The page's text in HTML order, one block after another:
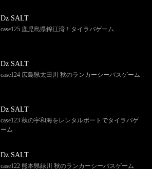
Dz SALT
case125 鹿児島県錦江湾！タイラバゲーム
Dz SALT
case124 広島県太田川 秋のランカーシーバスゲーム
Dz SALT
case123 秋の宇和海をレンタルボートでタイラバゲ
ーム
Dz SALT
case122 熊本県緑川 秋のランカーシーバスゲーム